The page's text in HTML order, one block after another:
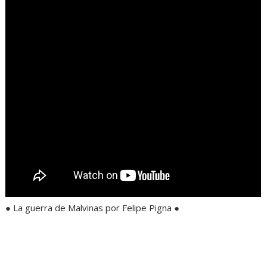
● La guerra de Malvinas por Felipe Pigna ●